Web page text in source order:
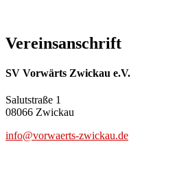
Vereinsanschrift
SV Vorwärts Zwickau e.V.
Salutstraße 1
08066 Zwickau
info@vorwaerts-zwickau.de